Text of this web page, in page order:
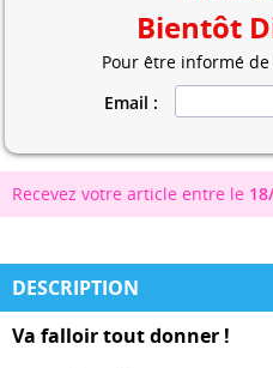
Bientôt
Pour être informé
Email :
Recevez votre article entre le
DESCRIPTION
Va falloir tout donner !